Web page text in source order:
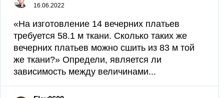
16.06.2022
«На изготовление 14 вечерних платьев
требуется 58.1 м ткани. Сколько таких же
вечерних платьев можно сшить из 83 м той
же ткани?» Определи, является ли
зависимость между величинами...